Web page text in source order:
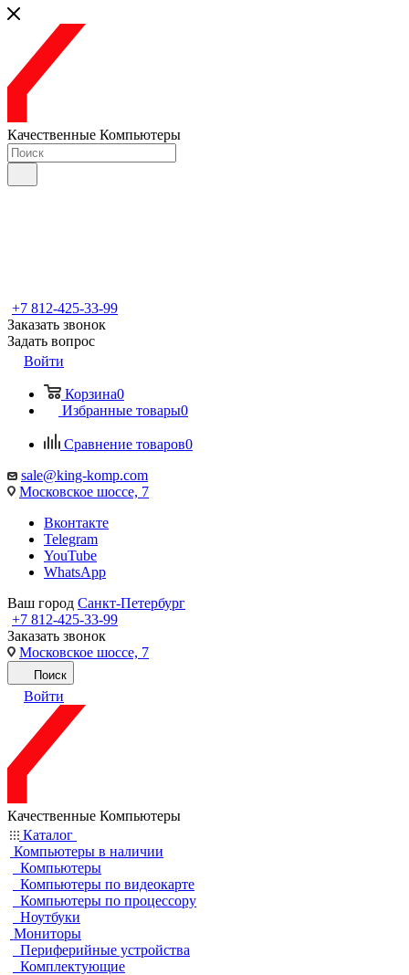
Качественные Компьютеры
+7 812-425-33-99
Заказать звонок
Задать вопрос
Войти
Корзина0
Избранные товары0
Сравнение товаров0
sale@king-komp.com
Московское шоссе, 7
Вконтакте
Telegram
YouTube
WhatsApp
Ваш город Санкт-Петербург
+7 812-425-33-99
Заказать звонок
Московское шоссе, 7
Поиск
Войти
Качественные Компьютеры
Каталог
Компьютеры в наличии
Компьютеры
Компьютеры по видеокарте
Компьютеры по процессору
Ноутбуки
Мониторы
Периферийные устройства
Комплектующие